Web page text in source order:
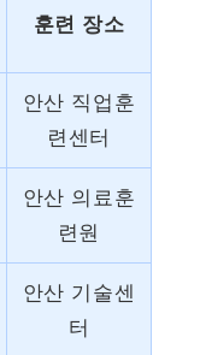
훈련 장소
안산 직업훈
련센터
안산 의료훈
련원
안산 기술센
터